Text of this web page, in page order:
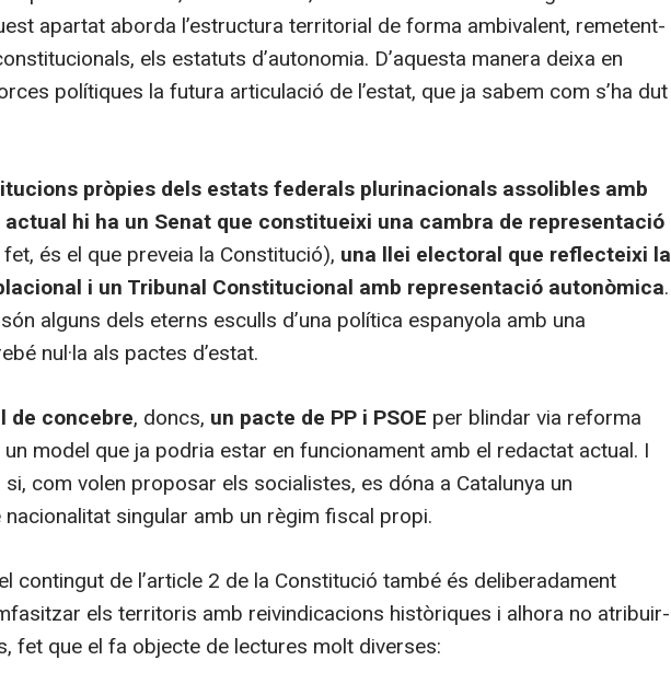
apartat aborda l’estructura territorial de forma ambivalent, remetent-
els estatuts d’autonomia. D’aquesta manera deixa en
polítiques la futura articulació de l’estat, que ja sabem com s’ha dut
pròpies dels estats federals plurinacionals assolibles amb
actual hi ha un Senat que constitueixi una cambra de representació
fet, és el que preveia la Constitució), una llei electoral que reflecteixi la
i un Tribunal Constitucional amb representació autonòmica.
alguns dels eterns esculls d’una política espanyola amb una
nul·la als pactes d’estat.
de concebre, doncs, un pacte de PP i PSOE per blindar via reforma
model que ja podria estar en funcionament amb el redactat actual. I
si, com volen proposar els socialistes, es dóna a Catalunya un
singular amb un règim fiscal propi.
contingut de l’article 2 de la Constitució també és deliberadament
els territoris amb reivindicacions històriques i alhora no atribuir-
fet que el fa objecte de lectures molt diverses: